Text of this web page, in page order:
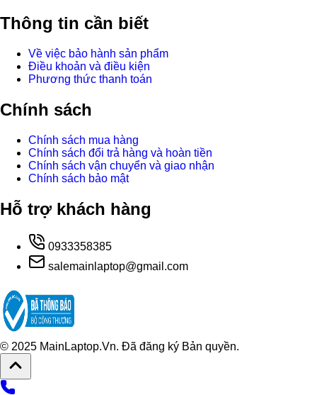
Thông tin cần biết
Về việc bảo hành sản phẩm
Điều khoản và điều kiện
Phương thức thanh toán
Chính sách
Chính sách mua hàng
Chính sách đổi trả hàng và hoàn tiền
Chính sách vận chuyển và giao nhận
Chính sách bảo mật
Hỗ trợ khách hàng
0933358385
salemainlaptop@gmail.com
© 2025 MainLaptop.Vn. Đã đăng ký Bản quyền.